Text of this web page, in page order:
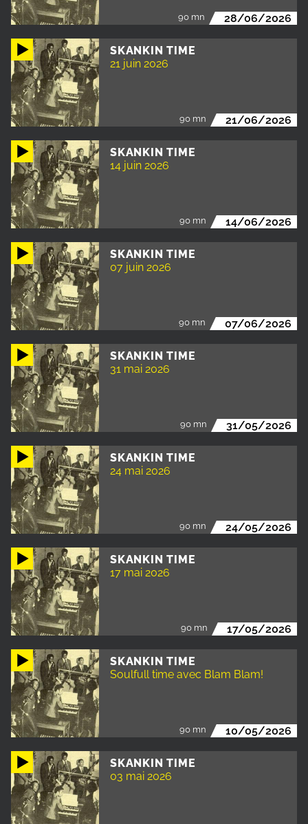
90 mn 28/06/2026
SKANKIN TIME
21 juin 2026
90 mn 21/06/2026
SKANKIN TIME
14 juin 2026
90 mn 14/06/2026
SKANKIN TIME
07 juin 2026
90 mn 07/06/2026
SKANKIN TIME
31 mai 2026
90 mn 31/05/2026
SKANKIN TIME
24 mai 2026
90 mn 24/05/2026
SKANKIN TIME
17 mai 2026
90 mn 17/05/2026
SKANKIN TIME
Soulfull time avec Blam Blam!
90 mn 10/05/2026
SKANKIN TIME
03 mai 2026